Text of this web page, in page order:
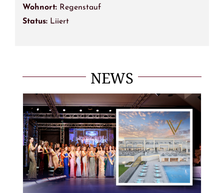
Wohnort: Regenstauf
Status: Liiert
NEWS